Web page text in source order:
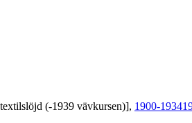
(-1939 vävkursen)], 1900-1934